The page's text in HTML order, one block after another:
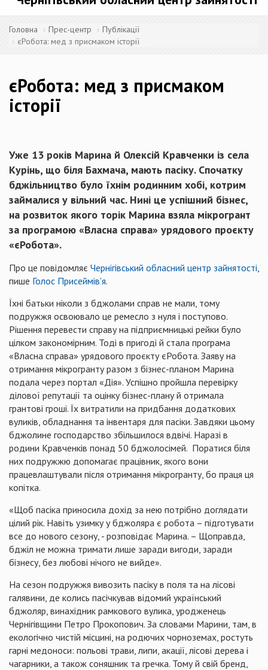
Головна Прес-центр
Публікації
єРобота: мед з присмаком історії
єРобота: мед з присмаком
історії
Уже 13 років Марина й Олексій Кравченки із села
Курінь, що біля Бахмача, мають пасіку. Спочатку
бджільництво було їхнім родинним хобі, котрим
займалися у вільний час. Нині це успішний бізнес,
на розвиток якого торік Марина взяла мікрогрант
за програмою «Власна справа» урядового проєкту
«єРобота».
Про це повідомляє Чернігівський обласний центр зайнятості,
пише Голос Присеймів'я.
Їхні батьки ніколи з бджолами справ не мали, тому
подружжя освоювало це ремесло з нуля і поступово.
Рішення перевести справу на підприємницькі рейки було
цілком закономірним. Тоді в пригоді й стала програма
«Власна справа» урядового проєкту єРобота. Заяву на
отримання мікрогранту разом з бізнес-планом Марина
подала через портал «Дія». Успішно пройшла перевірку
ділової репутації та оцінку бізнес-плану й отримала
грантові гроші. Їх витратили на придбання додаткових
вуликів, обладнання та інвентаря для пасіки. Завдяки цьому
бджолине господарство збільшилося вдвічі. Наразі в
родини Кравченків понад 50 бджолосімей. Поратися біля
них подружжю допомагає працівник, якого вони
працевлаштували після отримання мікрогранту, бо праця ця
копітка.
«Щоб пасіка приносила дохід за нею потрібно доглядати
цілий рік. Навіть узимку у бджоляра є робота – підготувати
все до нового сезону, - розповідає Марина. – Щоправда,
бджіл не можна тримати лише заради вигоди, заради
бізнесу, без любові нічого не вийде».
На сезон подружжя вивозить пасіку в поля та на лісові
галявини, де колись пасічкував відомий український
бджоляр, винахідник рамкового вулика, уродженець
Чернігівщини Петро Прокопович. За словами Марини, там, в
екологічно чистій місцині, на родючих чорноземах, ростуть
гарні медоноси: польові трави, липи, акації, лісові дерева і
чагарники, а також соняшник та гречка. Тому й свій бренд,